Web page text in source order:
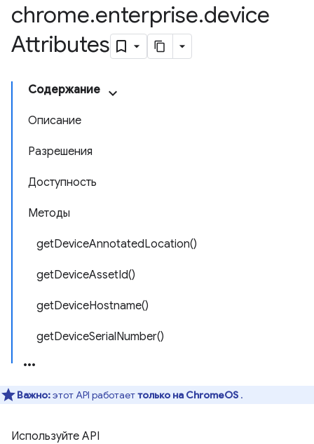
chrome.enterprise.device
Attributes
Содержание
Описание
Разрешения
Доступность
Методы
getDeviceAnnotatedLocation()
getDeviceAssetId()
getDeviceHostname()
getDeviceSerialNumber()
Важно:этот API работаеттолько на ChromeOS .
Используйте API